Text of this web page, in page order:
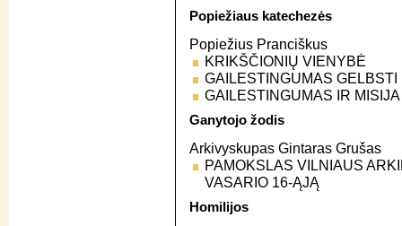
Popiežiaus katechezės
Popiežius Pranciškus
KRIKŠČIONIŲ VIENYBĖ
GAILESTINGUMAS GELBSTI
GAILESTINGUMAS IR MISIJA
Ganytojo žodis
Arkivyskupas Gintaras Grušas
PAMOKSLAS VILNIAUS
VASARIO 16-ĄJĄ
Homilijos